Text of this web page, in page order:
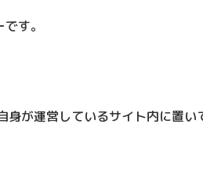
す。
身が運営しているサイト内に置い